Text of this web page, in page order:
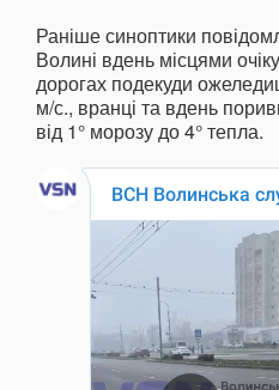
Раніше синоптики
Волині вдень місцями
дорогах подекуди
м/с., вранці та вдень
від 1° морозу до 4° тепла.